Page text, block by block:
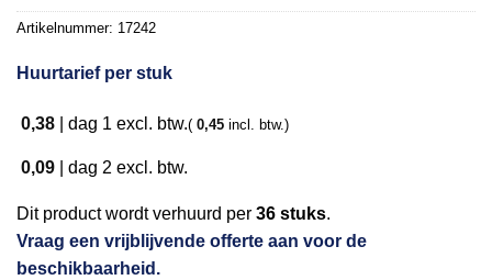
verlanglijst
Artikelnummer: 17242
Huurtarief per stuk
0,38 dag 1 excl. btw.( 0,45 incl. btw.)
0,09 dag 2 excl. btw.
Dit product wordt verhuurd per 36 stuks.
Vraag een vrijblijvende offerte aan voor de
beschikbaarheid.